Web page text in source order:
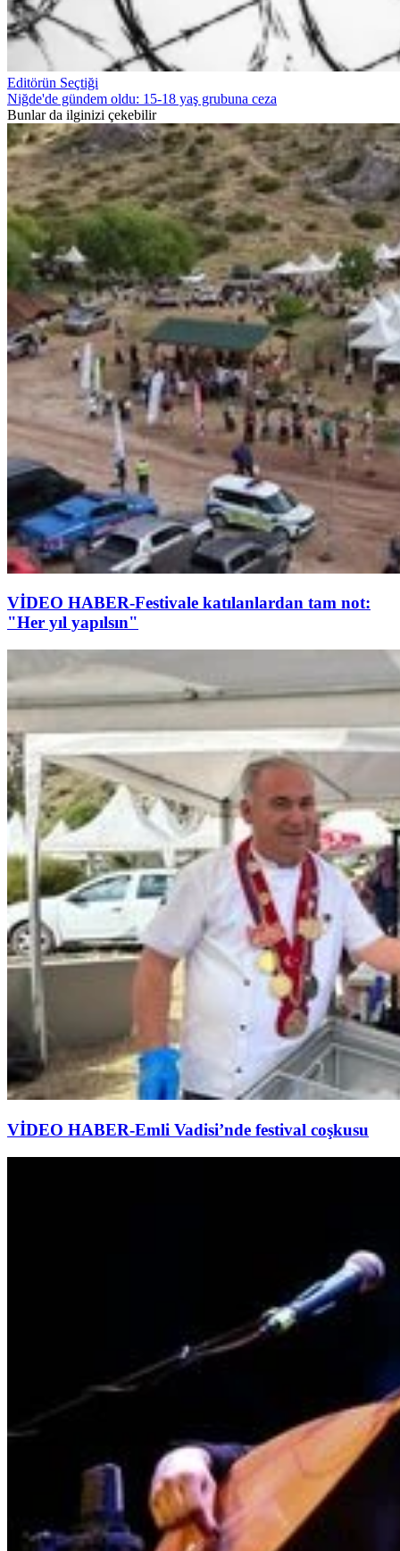
Editörün Seçtiği
Niğde'de gündem oldu: 15-18 yaş grubuna ceza
Bunlar da ilginizi çekebilir
VİDEO HABER-Festivale katılanlardan tam not:
"Her yıl yapılsın"
VİDEO HABER-Emli Vadisi’nde festival coşkusu